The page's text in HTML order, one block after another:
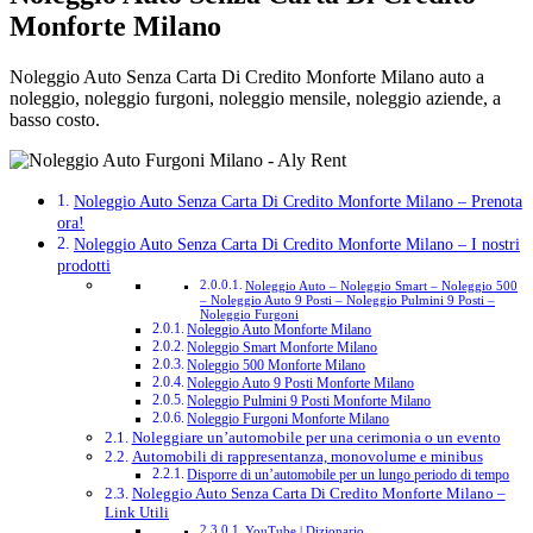
Monforte Milano
Noleggio Auto Senza Carta Di Credito Monforte Milano auto a
noleggio, noleggio furgoni, noleggio mensile, noleggio aziende, a
basso costo.
Noleggio Auto Senza Carta Di Credito Monforte Milano – Prenota
ora!
Noleggio Auto Senza Carta Di Credito Monforte Milano – I nostri
prodotti
Noleggio Auto – Noleggio Smart – Noleggio 500
– Noleggio Auto 9 Posti – Noleggio Pulmini 9 Posti –
Noleggio Furgoni
Noleggio Auto Monforte Milano
Noleggio Smart Monforte Milano
Noleggio 500 Monforte Milano
Noleggio Auto 9 Posti Monforte Milano
Noleggio Pulmini 9 Posti Monforte Milano
Noleggio Furgoni Monforte Milano
Noleggiare un’automobile per una cerimonia o un evento
Automobili di rappresentanza, monovolume e minibus
Disporre di un’automobile per un lungo periodo di tempo
Noleggio Auto Senza Carta Di Credito Monforte Milano –
Link Utili